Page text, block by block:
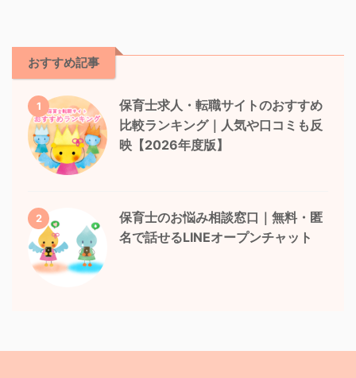
おすすめ記事
1
保育士求人・転職サイトのおすすめ
比較ランキング｜人気や口コミも反
映【2026年度版】
2
保育士のお悩み相談窓口｜無料・匿
名で話せるLINEオープンチャット